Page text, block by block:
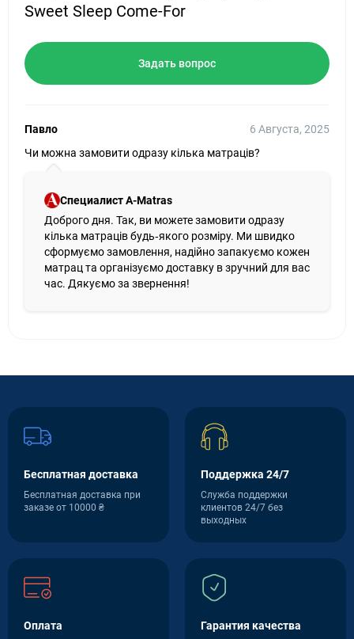
Sweet Sleep Come-For
Задать вопрос
Павло
6 Августа, 2025
Чи можна замовити одразу кілька матраців?
Специалист A-Matras
Доброго дня. Так, ви можете замовити одразу
кілька матраців будь‑якого розміру. Ми швидко
сформуємо замовлення, надійно запакуємо кожен
матрац та організуємо доставку в зручний для вас
час. Дякуємо за звернення!
Бесплатная доставка
Бесплатная доставка при
заказе от 10000 ₴
Поддержка 24/7
Служба поддержки
клиентов 24/7 без
выходных
Оплата Гарантия качества